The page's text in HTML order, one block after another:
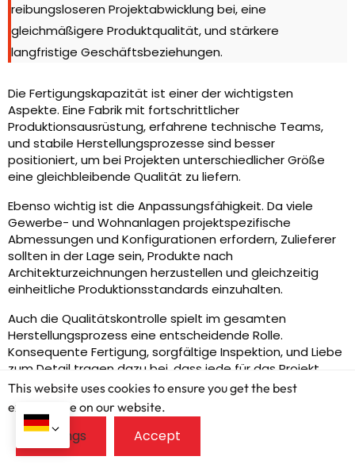
reibungsloseren Projektabwicklung bei, eine
gleichmäßigere Produktqualität, und stärkere
langfristige Geschäftsbeziehungen.
Die Fertigungskapazität ist einer der wichtigsten
Aspekte. Eine Fabrik mit fortschrittlicher
Produktionsausrüstung, erfahrene technische Teams,
und stabile Herstellungsprozesse sind besser
positioniert, um bei Projekten unterschiedlicher Größe
eine gleichbleibende Qualität zu liefern.
Ebenso wichtig ist die Anpassungsfähigkeit. Da viele
Gewerbe- und Wohnanlagen projektspezifische
Abmessungen und Konfigurationen erfordern, Zulieferer
sollten in der Lage sein, Produkte nach
Architekturzeichnungen herzustellen und gleichzeitig
einheitliche Produktionsstandards einzuhalten.
Auch die Qualitätskontrolle spielt im gesamten
Herstellungsprozess eine entscheidende Rolle.
Konsequente Fertigung, sorgfältige Inspektion, und Liebe
zum Detail tragen dazu bei, dass jede für das Projekt
gelieferte Aluminium-Schiebetür nach der Installation wie
erwartet funktioniert.
Ein weiterer wichtiger Faktor ist die technische
Kommunikation. Effektive Zusammenarbeit zwischen
This website uses cookies to ensure you get the best
exprerience on our website.